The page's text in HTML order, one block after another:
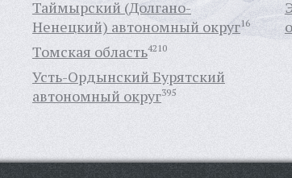
Таймырский (Долгано-
Ненецкий) автономный округ16
Томская область4210
Усть-Ордынский Бурятский
автономный округ395